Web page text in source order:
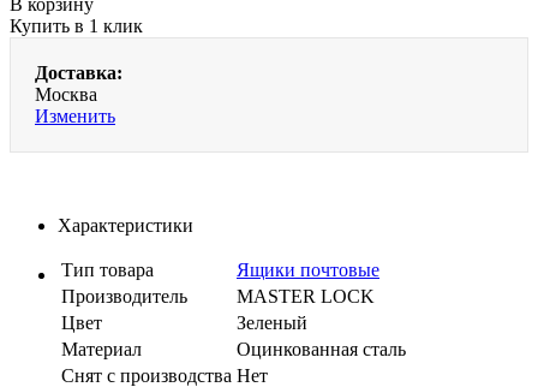
Купить в 1 клик
Доставка:
Москва
Изменить
Характеристики
Тип товара
Ящики почтовые
Производитель
MASTER LOCK
Цвет
Зеленый
Материал
Оцинкованная сталь
Cнят с производства Нет